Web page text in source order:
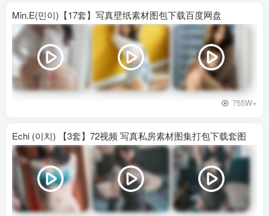
Min.E(민이)【17套】写真壁纸素材图包下载百度网盘
755W+
Echi (이치) 【3套】72视频 写真私房素材图集打包下载套图